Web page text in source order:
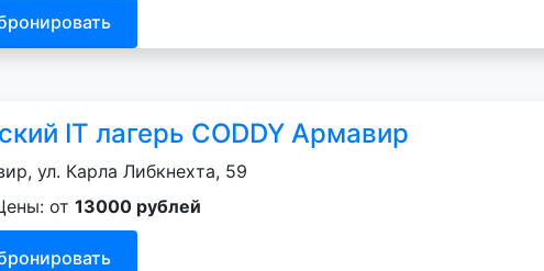
IT лагерь CODDY Армавир
ул. Карла Либкнехта, 59
от 13000 рублей